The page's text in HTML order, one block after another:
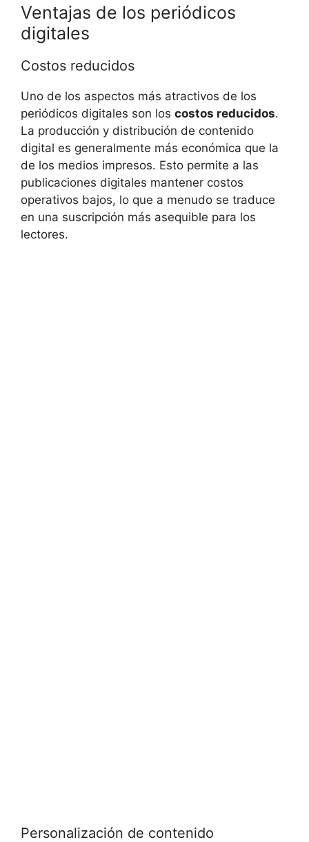
Ventajas de los periódicos
digitales
Costos reducidos
Uno de los aspectos más atractivos de los
periódicos digitales son los costos reducidos.
La producción y distribución de contenido
digital es generalmente más económica que la
de los medios impresos. Esto permite a las
publicaciones digitales mantener costos
operativos bajos, lo que a menudo se traduce
en una suscripción más asequible para los
lectores.
Personalización de contenido